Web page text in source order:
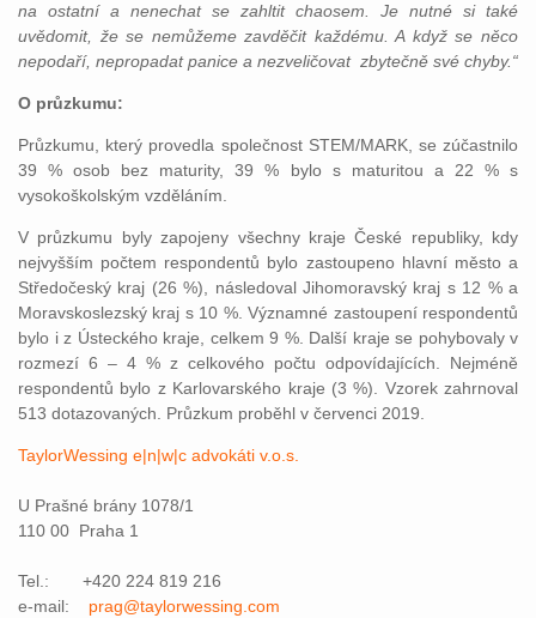
na ostatní a nenechat se zahltit chaosem. Je nutné si také
uvědomit, že se nemůžeme zavděčit každému. A když se něco
nepodaří, nepropadat panice a nezveličovat zbytečně své chyby.“
O průzkumu:
Průzkumu, který provedla společnost STEM/MARK, se zúčastnilo
39 % osob bez maturity, 39 % bylo s maturitou a 22 % s
vysokoškolským vzděláním.
V průzkumu byly zapojeny všechny kraje České republiky, kdy
nejvyšším počtem respondentů bylo zastoupeno hlavní město a
Středočeský kraj (26 %), následoval Jihomoravský kraj s 12 % a
Moravskoslezský kraj s 10 %. Významné zastoupení respondentů
bylo i z Ústeckého kraje, celkem 9 %. Další kraje se pohybovaly v
rozmezí 6 – 4 % z celkového počtu odpovídajících. Nejméně
respondentů bylo z Karlovarského kraje (3 %). Vzorek zahrnoval
513 dotazovaných. Průzkum proběhl v červenci 2019.
TaylorWessing e|n|w|c advokáti v.o.s.
U Prašné brány 1078/1
110 00 Praha 1
Tel.: +420 224 819 216
e-mail: prag@taylorwessing.com